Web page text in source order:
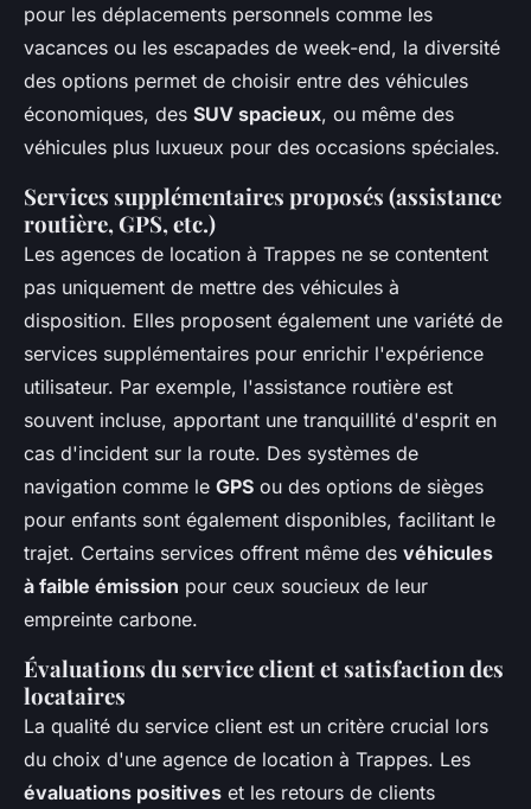
pour les déplacements personnels comme les
vacances ou les escapades de week-end, la diversité
des options permet de choisir entre des véhicules
économiques, des SUV spacieux, ou même des
véhicules plus luxueux pour des occasions spéciales.
Services supplémentaires proposés (assistance
routière, GPS, etc.)
Les agences de location à Trappes ne se contentent
pas uniquement de mettre des véhicules à
disposition. Elles proposent également une variété de
services supplémentaires pour enrichir l'expérience
utilisateur. Par exemple, l'assistance routière est
souvent incluse, apportant une tranquillité d'esprit en
cas d'incident sur la route. Des systèmes de
navigation comme le GPS ou des options de sièges
pour enfants sont également disponibles, facilitant le
trajet. Certains services offrent même des véhicules
à faible émission pour ceux soucieux de leur
empreinte carbone.
Évaluations du service client et satisfaction des
locataires
La qualité du service client est un critère crucial lors
du choix d'une agence de location à Trappes. Les
évaluations positives et les retours de clients